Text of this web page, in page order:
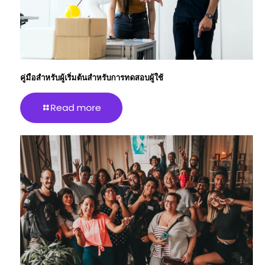
คู่มือสําหรับผู้เริ่มต้นสําหรับการทดสอบผู้ใช้
Read more